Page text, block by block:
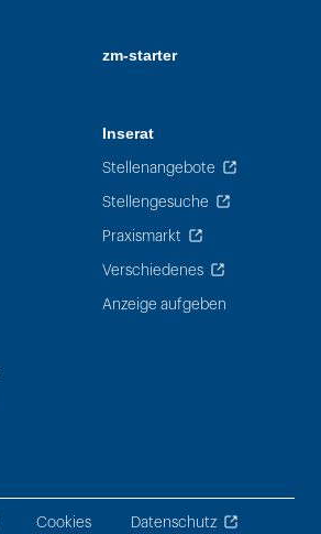
zm-starter
Inserat
Stellenangebote
Stellengesuche
Praxismarkt
Verschiedenes
Anzeige aufgeben
Cookies Datenschutz